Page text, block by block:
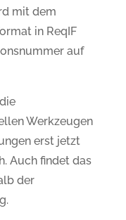
mit dem
in ReqIF
auf
Werkzeugen
erst jetzt
Auch findet das
der